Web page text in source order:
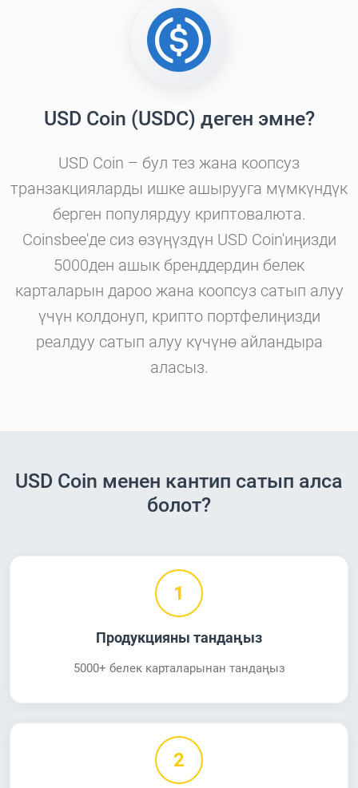
USD Coin (USDC) деген эмне?
USD Coin – бул тез жана коопсуз
транзакцияларды ишке ашырууга мүмкүндүк
берген популярдуу криптовалюта.
Coinsbee'де сиз өзүңүздүн USD Coin'иңизди
5000ден ашык бренддердин белек
карталарын дароо жана коопсуз сатып алуу
үчүн колдонуп, крипто портфелиңизди
реалдуу сатып алуу күчүнө айландыра
аласыз.
USD Coin менен кантип сатып алса
болот?
1
Продукцияны тандаңыз
5000+ белек карталарынан тандаңыз
2